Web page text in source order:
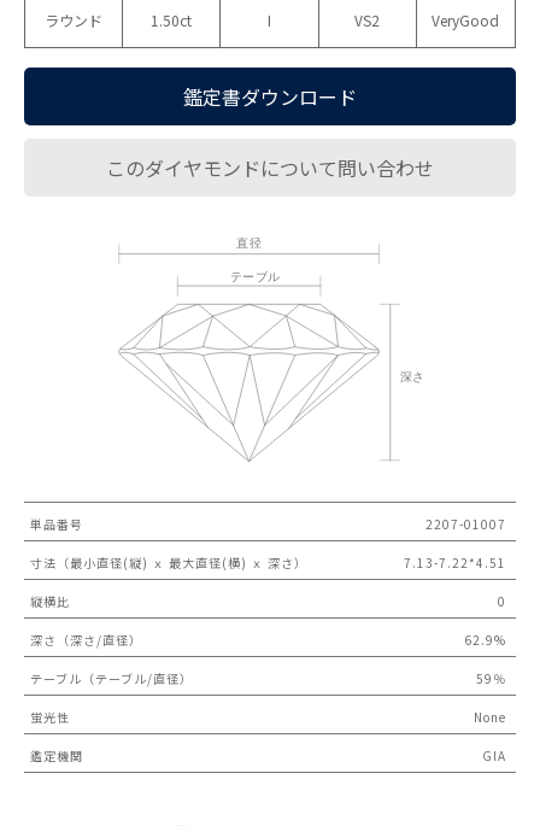
ラウンド 1.50ct I VS2 VeryGood
鑑定書ダウンロード
このダイヤモンドについて問い合わせ
単品番号 2207-01007
寸法（最小直径(縦) ｘ 最大直径(横) ｘ 深さ） 7.13-7.22*4.51
縦横比 0
深さ（深さ/直径） 62.9%
テーブル（テーブル/直径） 59％
蛍光性 None
鑑定機関 GIA